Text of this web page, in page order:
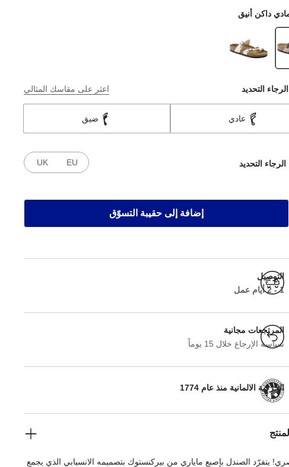
داكن أنيق
الرجاء التحديد اعثر على مقاسك المثالي
عادي ضيق
الرجاء التحديد EU
UK
إضافة إلى حقيبة التسوّق
التوصيل
1 - 2 أيام عمل
المرتجعات مجانية
سياسة الإرجاع خلال 15 يوماً
الحرفية الالمانية منذ عام 1774
يتفرّد الصندل بإصبع ماياري من بيركنستوك بتصميمه الانسيابي الذي يجمع